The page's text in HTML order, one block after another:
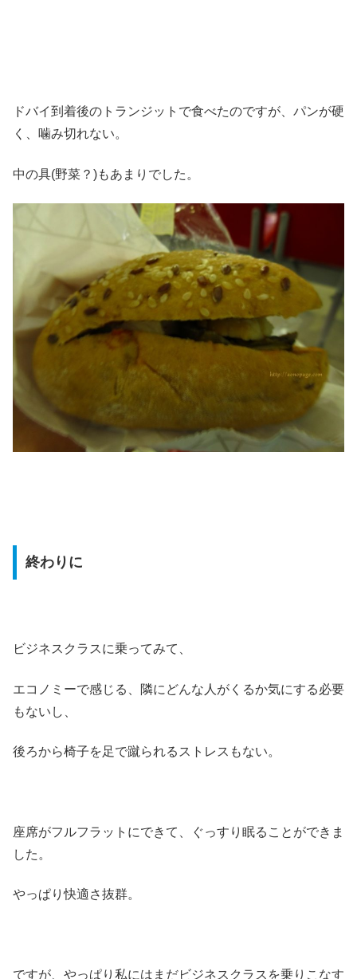
ドバイ到着後のトランジットで食べたのですが、パンが硬
く、噛み切れない。
中の具(野菜？)もあまりでした。
終わりに
ビジネスクラスに乗ってみて、
エコノミーで感じる、隣にどんな人がくるか気にする必要
もないし、
後ろから椅子を足で蹴られるストレスもない。
座席がフルフラットにできて、ぐっすり眠ることができま
した。
やっぱり快適さ抜群。
ですが、やっぱり私にはまだビジネスクラスを乗りこなす